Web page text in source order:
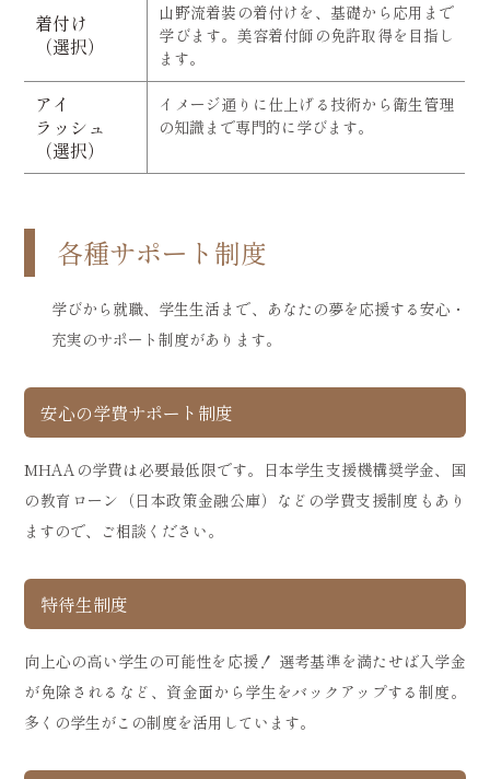
着付け
（選択）
山野流着装の着付けを、基礎から応用まで
学びます。美容着付師の免許取得を目指し
ます。
アイ
ラッシュ
（選択）
イメージ通りに仕上げる技術から衛生管理
の知識まで専門的に学びます。
各種サポート制度
学びから就職、学生生活まで、あなたの夢を応援する安心・
充実のサポート制度があります。
安心の学費サポート制度
MHAAの学費は必要最低限です。日本学生支援機構奨学金、国
の教育ローン（日本政策金融公庫）などの学費支援制度もあり
ますので、ご相談ください。
特待生制度
向上心の高い学生の可能性を応援！ 選考基準を満たせば入学金
が免除されるなど、資金面から学生をバックアップする制度。
多くの学生がこの制度を活用しています。